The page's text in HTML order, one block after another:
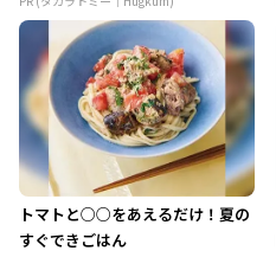
トマトと○○をあえるだけ！夏の
すぐできごはん